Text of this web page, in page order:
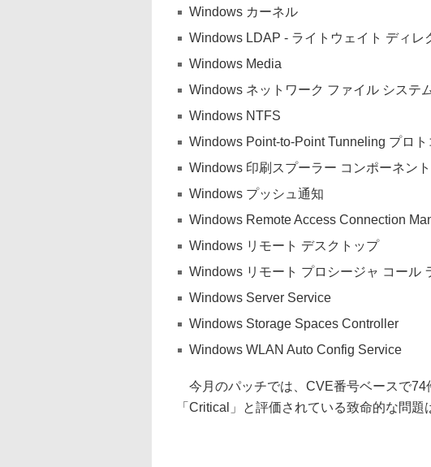
Windows カーネル
Windows LDAP - ライトウェイト ディレ
Windows Media
Windows ネットワーク ファイル システ
Windows NTFS
Windows Point-to-Point Tunneling プロト
Windows 印刷スプーラー コンポーネント
Windows プッシュ通知
Windows Remote Access Connection
Windows リモート デスクトップ
Windows リモート プロシージャ コール
Windows Server Service
Windows Storage Spaces Controller
Windows WLAN Auto Config Service
今月のパッチでは、CVE番号ベースで74
「Critical」と評価されている致命的な問題